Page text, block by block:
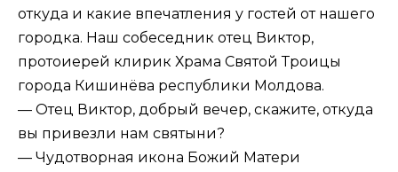
откуда и какие впечатления у гостей от нашего
городка. Наш собеседник отец Виктор,
протоиерей клирик Храма Святой Троицы
города Кишинёва республики Молдова.
— Отец Виктор, добрый вечер, скажите, откуда
вы привезли нам святыни?
— Чудотворная икона Божий Матери